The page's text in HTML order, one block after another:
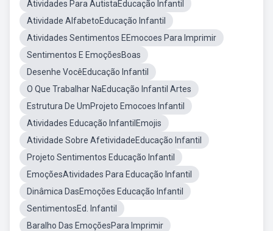
Atividades Para AutistaEducação Infantil
Atividade AlfabetoEducação Infantil
Atividades Sentimentos EEmocoes Para Imprimir
Sentimentos E EmoçõesBoas
Desenhe VocêEducação Infantil
O Que Trabalhar NaEducação Infantil Artes
Estrutura De UmProjeto Emocoes Infantil
Atividades Educação InfantilEmojis
Atividade Sobre AfetividadeEducação Infantil
Projeto Sentimentos Educação Infantil
EmoçõesAtividades Para Educação Infantil
Dinâmica DasEmoções Educação Infantil
SentimentosEd. Infantil
Baralho Das EmoçõesPara Imprimir